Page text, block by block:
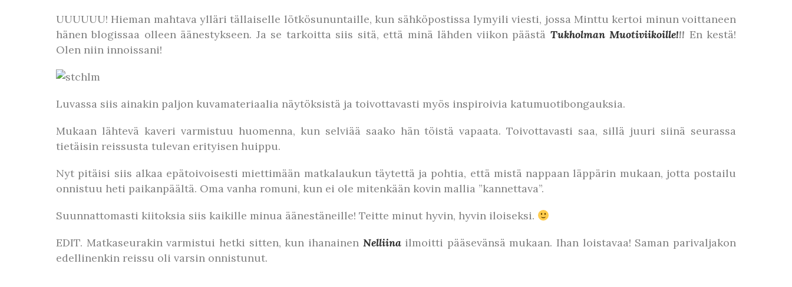
UUUUUU! Hieman mahtava ylläri tällaiselle lötkösununtaille, kun sähköpostissa lymyili viesti, jossa Minttu kertoi minun voittaneen
hänen blogissaa olleen äänestykseen. Ja se tarkoitta siis sitä, että minä lähden viikon päästä Tukholman Muotiviikoille!!! En kestä!
Olen niin innoissani!
Luvassa siis ainakin paljon kuvamateriaalia näytöksistä ja toivottavasti myös inspiroivia katumuotibongauksia.
Mukaan lähtevä kaveri varmistuu huomenna, kun selviää saako hän töistä vapaata. Toivottavasti saa, sillä juuri siinä seurassa
tietäisin reissusta tulevan erityisen huippu.
Nyt pitäisi siis alkaa epätoivoisesti miettimään matkalaukun täytettä ja pohtia, että mistä nappaan läppärin mukaan, jotta postailu
onnistuu heti paikanpäältä. Oma vanha romuni, kun ei ole mitenkään kovin mallia ”kannettava”.
Suunnattomasti kiitoksia siis kaikille minua äänestäneille! Teitte minut hyvin, hyvin iloiseksi.
EDIT. Matkaseurakin varmistui hetki sitten, kun ihanainen Nelliinailmoitti pääsevänsä mukaan. Ihan loistavaa! Saman parivaljakon
edellinenkin reissu oli varsin onnistunut.